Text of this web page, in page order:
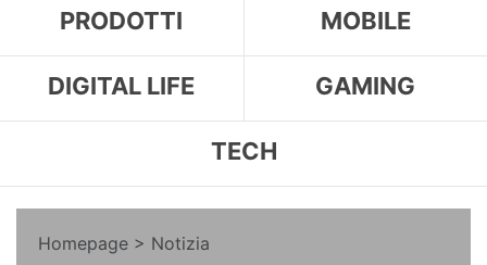
PRODOTTI MOBILE
DIGITAL LIFE GAMING
TECH
Homepage > Notizia